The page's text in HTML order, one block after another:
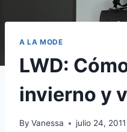
A LA MODE
LWD:
invierno y
By Vanessa julio 24, 2011